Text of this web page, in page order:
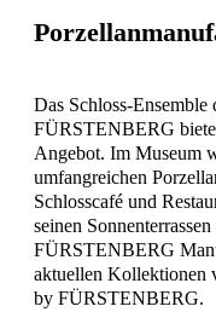
Das Schloss-
FÜRSTENBERG
Angebot. Im Museum
umfangreichen
Schlosscafé und
seinen
FÜRSTENBERG
aktuellen Kollektionen
by FÜRSTENBERG.